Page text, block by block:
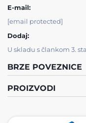
E-mail:
[email protected]
Dodaj:
U skladu s člankom 3.
BRZE POVEZNICE
PROIZVODI